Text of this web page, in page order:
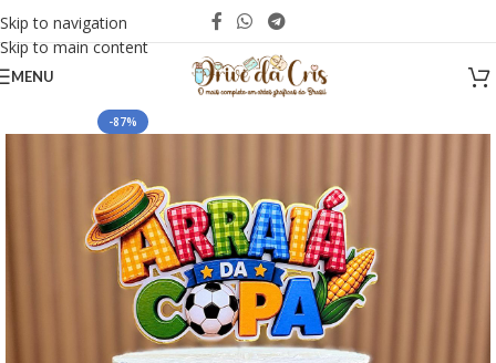
Skip to navigation
Skip to main content
MENU
-87%